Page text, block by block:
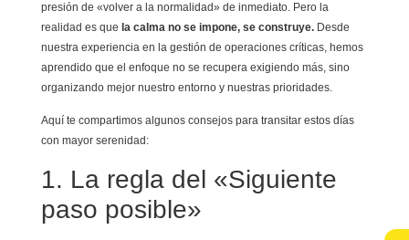
presión de «volver a la normalidad» de inmediato. Pero la
realidad es que la calma no se impone, se construye.Desde
nuestra experiencia en la gestión de operaciones críticas, hemos
aprendido que el enfoque no se recupera exigiendo más, sino
organizando mejor nuestro entorno y nuestras prioridades.
Aquí te compartimos algunos consejos para transitar estos días
con mayor serenidad:
1. La regla del «Siguiente
paso posible»